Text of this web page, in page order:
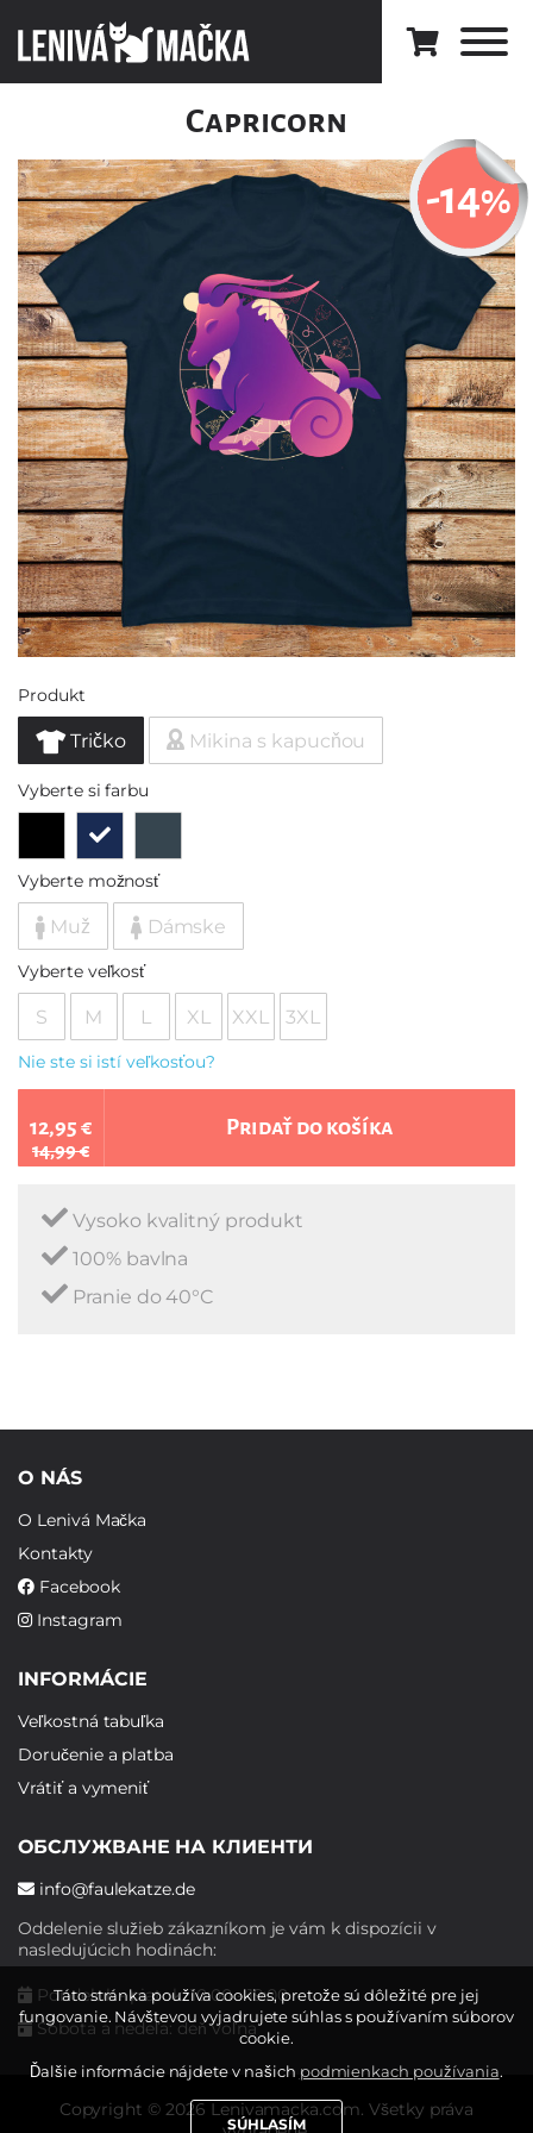
Capricorn
-14%
Produkt
Tričko Mikina s kapucňou
Vyberte si farbu
Vyberte možnosť
Muž Dámske
Vyberte veľkosť
S M L XL XXL 3XL
Nie ste si istí veľkosťou?
12,95 €
14,99 €
Pridať do košíka
Vysoko kvalitný produkt
100% bavlna
Pranie do 40°C
O NÁS
O Lenivá Mačka
Kontakty
Facebook
Instagram
INFORMÁCIE
Veľkostná tabuľka
Doručenie a platba
Vrátiť a vymeniť
ОБСЛУЖВАНЕ НА КЛИЕНТИ
info@faulekatze.de
Oddelenie služieb zákazníkom je vám k dispozícii v
nasledujúcich hodinách:
Pondelok - piatok: 10:00 - 19:00
Sobota a nedeľa: deň voľna
Copyright © 2026 Lenivamacka.com. Všetky práva
Táto stránka používa cookies, pretože sú dôležité pre jej
fungovanie. Návštevou vyjadrujete súhlas s používaním súborov
cookie.
Ďalšie informácie nájdete v našich podmienkach používania.
SÚHLASÍM